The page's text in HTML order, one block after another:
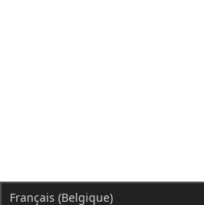
Français (Belgique)